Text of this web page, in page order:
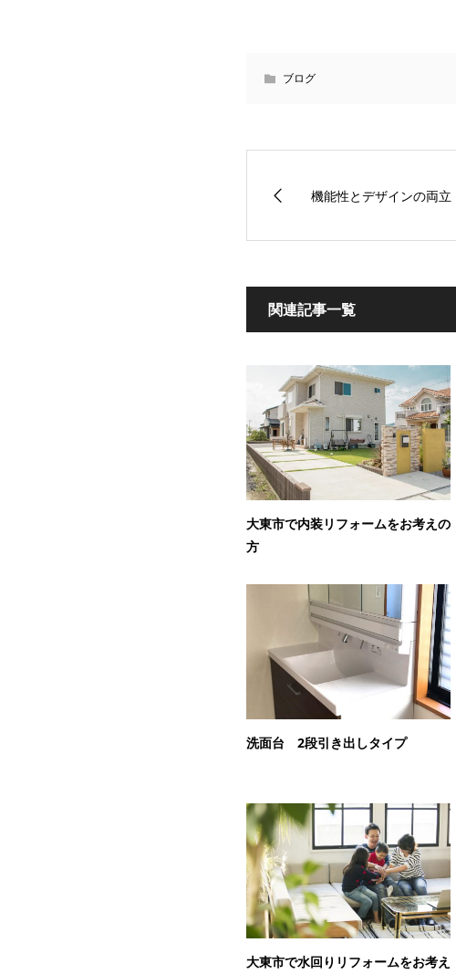
ブログ
機能性とデザインの両立
関連記事一覧
大東市で内装リフォームをお考えの
方
洗面台 2段引き出しタイプ
大東市で水回りリフォームをお考え